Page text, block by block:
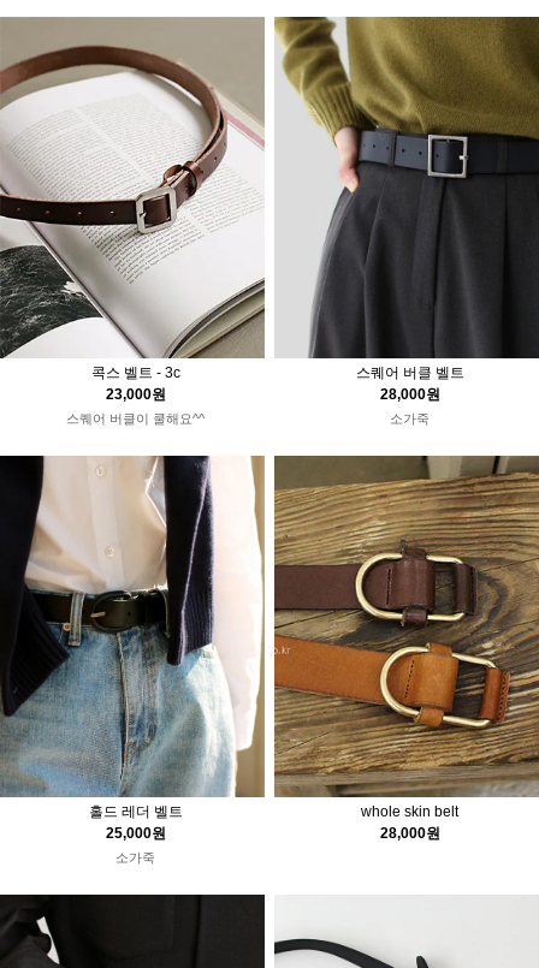
콕스 벨트 - 3c
23,000원
스퀘어 버클이 쿨해요^^
스퀘어 버클 벨트
28,000원
소가죽
홀드 레더 벨트
25,000원
소가죽
whole skin belt
28,000원